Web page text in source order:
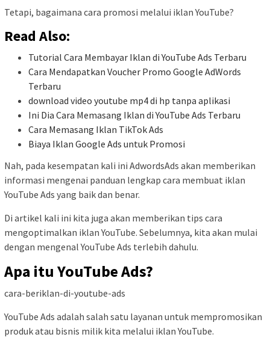
Tetapi, bagaimana cara promosi melalui iklan YouTube?
Read Also:
Tutorial Cara Membayar Iklan di YouTube Ads Terbaru
Cara Mendapatkan Voucher Promo Google AdWords
Terbaru
download video youtube mp4 di hp tanpa aplikasi
Ini Dia Cara Memasang Iklan di YouTube Ads Terbaru
Cara Memasang Iklan TikTok Ads
Biaya Iklan Google Ads untuk Promosi
Nah, pada kesempatan kali ini AdwordsAds akan memberikan
informasi mengenai panduan lengkap cara membuat iklan
YouTube Ads yang baik dan benar.
Di artikel kali ini kita juga akan memberikan tips cara
mengoptimalkan iklan YouTube. Sebelumnya, kita akan mulai
dengan mengenal YouTube Ads terlebih dahulu.
Apa itu YouTube Ads?
cara-beriklan-di-youtube-ads
YouTube Ads adalah salah satu layanan untuk mempromosikan
produk atau bisnis milik kita melalui iklan YouTube.